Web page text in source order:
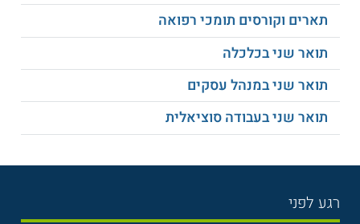
בתום לימודי תואר שני בסטטיסטיקה של אוניברסיטת חיפה,
הבוגרים אשר עמדו בכל דרישות החוג, יקבלו תואר שני "מוסמך
בסטטיסטיקה" במגמת התמחותם. לאחר קבלת התואר יוכלו
הבוגרים להמשיך ללימודים מתקדמים בתחום או להשתלב
במחקר, במכונים סטטיסטיים, בחברות וארגונים שונים.
למידע נוסף לחצו:אוניברסיטת חיפה
תארים וקורסים תומכי רפואה
תואר שני בכלכלה
תואר שני במנהל עסקים
תואר שני בעבודה סוציאלית
רגע לפני